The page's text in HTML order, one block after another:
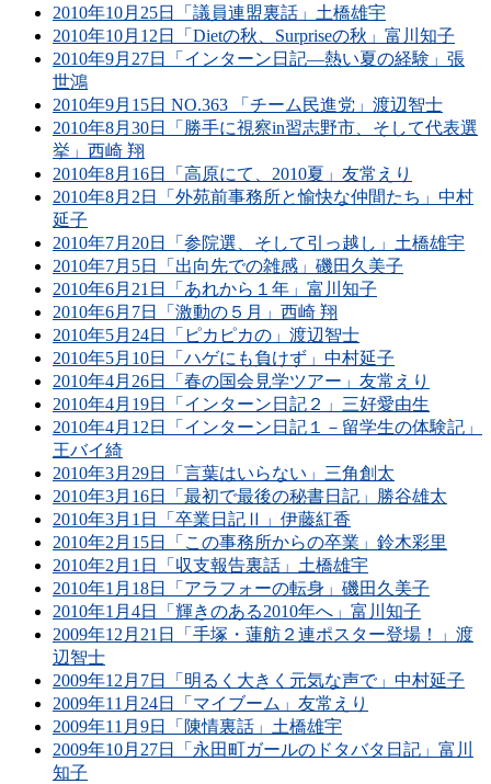
2010年10月25日「議員連盟裏話」土橋雄宇
2010年10月12日「Dietの秋、Surpriseの秋」富川知子
2010年9月27日「インターン日記―熱い夏の経験」張
世鴻
2010年9月15日 NO.363 「チーム民進党」渡辺智士
2010年8月30日「勝手に視察in習志野市、そして代表選
挙」西崎 翔
2010年8月16日「高原にて、2010夏」友常えり
2010年8月2日「外苑前事務所と愉快な仲間たち」中村
延子
2010年7月20日「参院選、そして引っ越し」土橋雄宇
2010年7月5日「出向先での雑感」磯田久美子
2010年6月21日「あれから１年」富川知子
2010年6月7日「激動の５月」西崎 翔
2010年5月24日「ピカピカの」渡辺智士
2010年5月10日「ハゲにも負けず」中村延子
2010年4月26日「春の国会見学ツアー」友常えり
2010年4月19日「インターン日記２」三好愛由生
2010年4月12日「インターン日記１－留学生の体験記」
王バイ綺
2010年3月29日「言葉はいらない」三角創太
2010年3月16日「最初で最後の秘書日記」勝谷雄太
2010年3月1日「卒業日記Ⅱ」伊藤紅香
2010年2月15日「この事務所からの卒業」鈴木彩里
2010年2月1日「収支報告裏話」土橋雄宇
2010年1月18日「アラフォーの転身」磯田久美子
2010年1月4日「輝きのある2010年へ」富川知子
2009年12月21日「手塚・蓮舫２連ポスター登場！」渡
辺智士
2009年12月7日「明るく大きく元気な声で」中村延子
2009年11月24日「マイブーム」友常えり
2009年11月9日「陳情裏話」土橋雄宇
2009年10月27日「永田町ガールのドタバタ日記」富川
知子